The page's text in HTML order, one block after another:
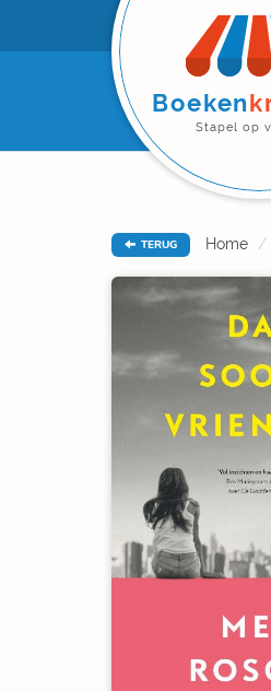
Boeken
Stapel op
TERUG Home